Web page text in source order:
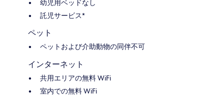
幼児用ベッドなし
託児サービス*
ペット
ペットおよび介助動物の同伴不可
インターネット
共用エリアの無料 WiFi
室内での無料 WiFi